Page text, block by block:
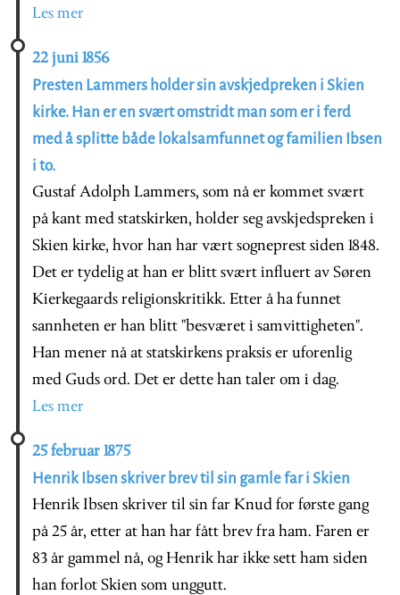
Les mer
22 juni 1856
Presten Lammers holder sin avskjedpreken i Skien
kirke. Han er en svært omstridt man som er i ferd
med å splitte både lokalsamfunnet og familien Ibsen
i to.
Gustaf Adolph Lammers, som nå er kommet svært
på kant med statskirken, holder seg avskjedspreken i
Skien kirke, hvor han har vært sogneprest siden 1848.
Det er tydelig at han er blitt svært influert av Søren
Kierkegaards religionskritikk. Etter å ha funnet
sannheten er han blitt "besværet i samvittigheten".
Han mener nå at statskirkens praksis er uforenlig
med Guds ord. Det er dette han taler om i dag.
Les mer
25 februar 1875
Henrik Ibsen skriver brev til sin gamle far i Skien
Henrik Ibsen skriver til sin far Knud for første gang
på 25 år, etter at han har fått brev fra ham. Faren er
83 år gammel nå, og Henrik har ikke sett ham siden
han forlot Skien som unggutt.